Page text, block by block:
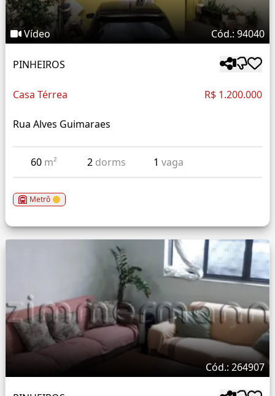
Vídeo Cód.: 94040
PINHEIROS
Casa Térrea R$ 1.200.000
Rua Alves Guimaraes
60 m² 2 dorms 1vaga
Metrô
Cód.: 264907